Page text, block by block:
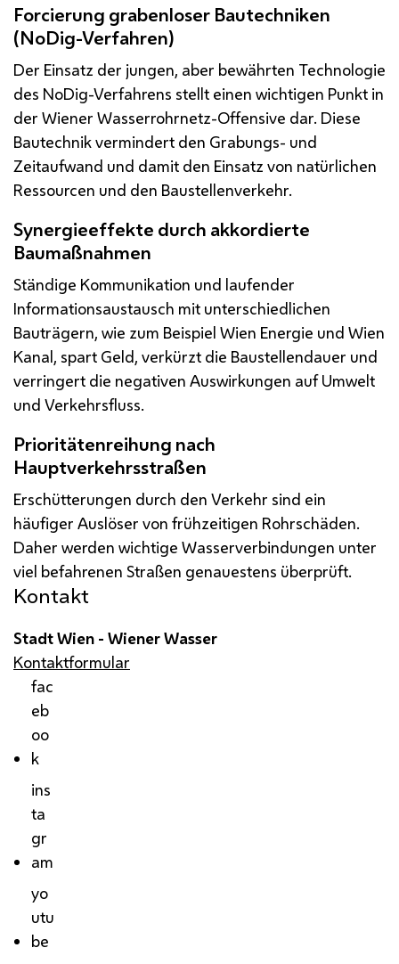
Forcierung grabenloser Bautechniken
(NoDig-Verfahren)
Der Einsatz der jungen, aber bewährten Technologie
des NoDig-Verfahrens stellt einen wichtigen Punkt in
der Wiener Wasserrohrnetz-Offensive dar. Diese
Bautechnik vermindert den Grabungs- und
Zeitaufwand und damit den Einsatz von natürlichen
Ressourcen und den Baustellenverkehr.
Synergieeffekte durch akkordierte
Baumaßnahmen
Ständige Kommunikation und laufender
Informationsaustausch mit unterschiedlichen
Bauträgern, wie zum Beispiel Wien Energie und Wien
Kanal, spart Geld, verkürzt die Baustellendauer und
verringert die negativen Auswirkungen auf Umwelt
und Verkehrsfluss.
Prioritätenreihung nach
Hauptverkehrsstraßen
Erschütterungen durch den Verkehr sind ein
häufiger Auslöser von frühzeitigen Rohrschäden.
Daher werden wichtige Wasserverbindungen unter
viel befahrenen Straßen genauestens überprüft.
Kontakt
Stadt Wien - Wiener Wasser
Kontaktformular
fac
eb
oo
k
ins
ta
gr
am
yo
utu
be